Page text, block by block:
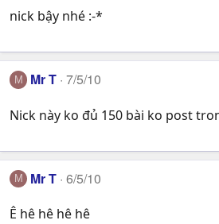
nick bậy nhé :-*
M Mr T 7/5/10
Nick này ko đủ 150 bài ko post
M Mr T 6/5/10
Ê hê hê hê hê